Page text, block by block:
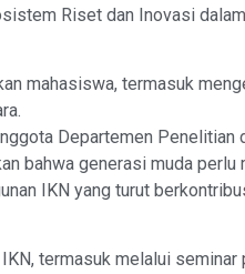
Riset dan Inovasi
mahasiswa, termasuk
Departemen Penelitian
bahwa generasi muda
IKN yang turut
IKN, termasuk melalui